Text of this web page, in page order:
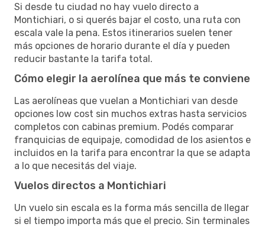
Si desde tu ciudad no hay vuelo directo a
Montichiari, o si querés bajar el costo, una ruta con
escala vale la pena. Estos itinerarios suelen tener
más opciones de horario durante el día y pueden
reducir bastante la tarifa total.
Cómo elegir la aerolínea que más te conviene
Las aerolíneas que vuelan a Montichiari van desde
opciones low cost sin muchos extras hasta servicios
completos con cabinas premium. Podés comparar
franquicias de equipaje, comodidad de los asientos e
incluidos en la tarifa para encontrar la que se adapta
a lo que necesitás del viaje.
Vuelos directos a Montichiari
Un vuelo sin escala es la forma más sencilla de llegar
si el tiempo importa más que el precio. Sin terminales